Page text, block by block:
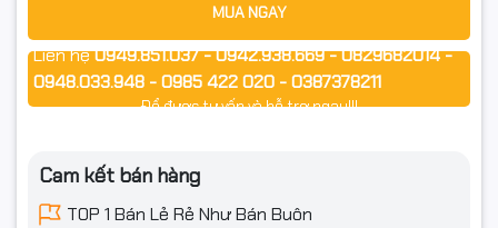
MUA NGAY
Liên hệ0949.851.037 - 0942.938.669 - 0829682014 -
0948.033.948 - 0985 422 020 - 0387378211
Để được tư vấn và hỗ trợ ngay!!!
Cam kết bán hàng
TOP 1 Bán Lẻ Rẻ Như Bán Buôn